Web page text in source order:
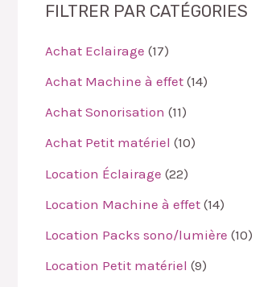
FILTRER PAR CATÉGORIES
Achat Eclairage 17
Achat Machine à effet 14
Achat Sonorisation 11
Achat Petit matériel 10
Location Éclairage 22
Location Machine à effet 14
Location Packs sono/lumière 10
Location Petit matériel 9